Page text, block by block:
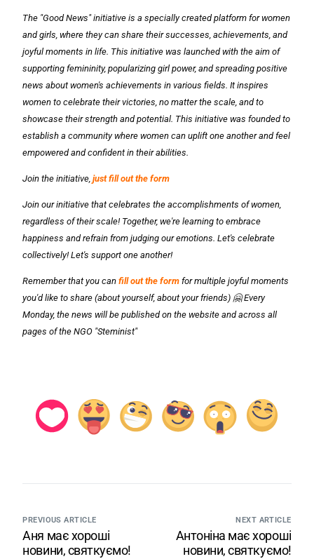
The "Good News" initiative is a specially created platform for women
and girls, where they can share their successes, achievements, and
joyful moments in life. This initiative was launched with the aim of
supporting femininity, popularizing girl power, and spreading positive
news about women's achievements in various fields. It inspires
women to celebrate their victories, no matter the scale, and to
showcase their strength and potential. This initiative was founded to
establish a community where women can uplift one another and feel
empowered and confident in their abilities.
Join the initiative,just fill out the form
Join our initiative that celebrates the accomplishments of women,
regardless of their scale! Together, we're learning to embrace
happiness and refrain from judging our emotions. Let's celebrate
collectively! Let's support one another!
Remember that you canfill out the form for multiple joyful moments
you'd like to share (about yourself, about your friends) 🤗 Every
Monday, the news will be published on the website and across all
pages of the NGO "Steminist"
PREVIOUS ARTICLE
Аня має хороші
новини, святкуємо!
NEXT ARTICLE
Антоніна має хороші
новини, святкуємо!